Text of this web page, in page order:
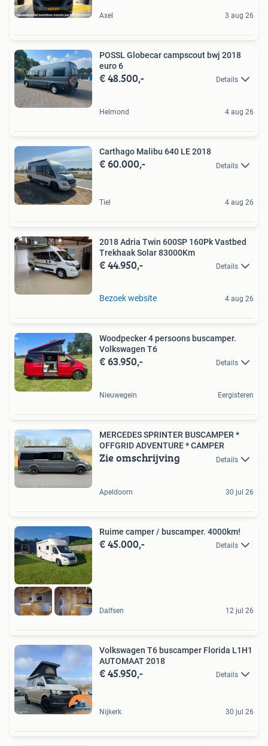
Axel 3 aug 26
POSSL Globecar campscout bwj 2018
euro 6
€ 48.500,- Details
Helmond 4 aug 26
Carthago Malibu 640 LE 2018
€ 60.000,- Details
Tiel 4 aug 26
2018 Adria Twin 600SP 160Pk Vastbed
Trekhaak Solar 83000Km
€ 44.950,- Details
Bezoek website 4 aug 26
Woodpecker 4 persoons buscamper.
Volkswagen T6
€ 63.950,- Details
Nieuwegein Eergisteren
MERCEDES SPRINTER BUSCAMPER *
OFFGRID ADVENTURE * CAMPER
Zie omschrijving Details
Apeldoorn 30 jul 26
Ruime camper / buscamper. 4000km!
€ 45.000,- Details
Dalfsen 12 jul 26
Volkswagen T6 buscamper Florida L1H1
AUTOMAAT 2018
€ 45.950,- Details
Nijkerk 30 jul 26